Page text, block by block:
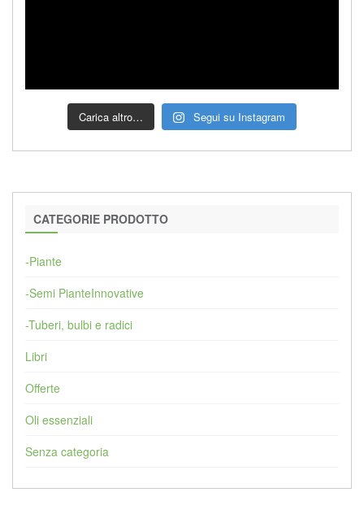
Carica altro… Segui su Instagram
CATEGORIE PRODOTTO
-Piante
-Semi PianteInnovative
-Tuberi, bulbi e radici
Libri
Offerte
Oli essenziali
Senza categoria